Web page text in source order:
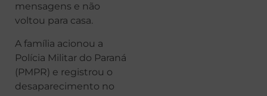
mensagens e não
voltou para casa.
A família acionou a
Polícia Militar do Paraná
(PMPR) e registrou o
desaparecimento no